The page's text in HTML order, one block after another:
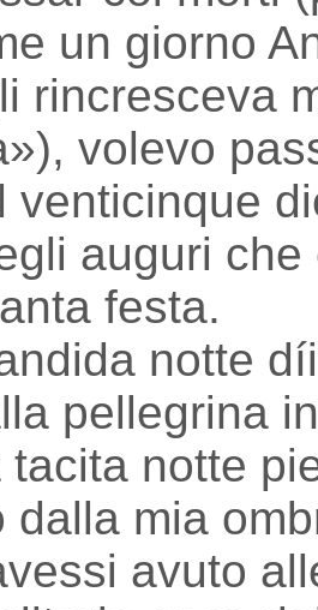
un giorno
rincresceva
volevo
venticinque
auguri
festa.
notte
pellegrina
tacita notte
dalla mia
avuto